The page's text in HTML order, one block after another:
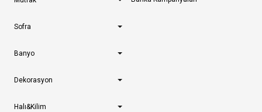
Sofra
Banyo
Dekorasyon
Halı&Kilim